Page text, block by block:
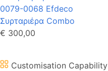
Συρταριέρα Combo
€ 300,00
Customisation Capability